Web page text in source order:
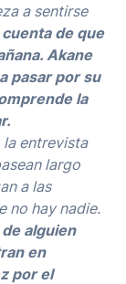
a sentirse
de que
Akane
pasar por su
la
entrevista
largo
a las
no hay nadie.
alguien
en
por el